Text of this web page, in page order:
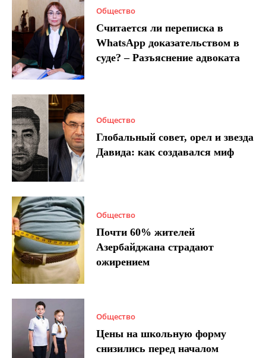
Общество
Считается ли переписка в
WhatsApp доказательством в
суде? – Разъяснение адвоката
Общество
Глобальный совет, орел и звезда
Давида: как создавался миф
Общество
Почти 60% жителей
Азербайджана страдают
ожирением
Общество
Цены на школьную форму
снизились перед началом